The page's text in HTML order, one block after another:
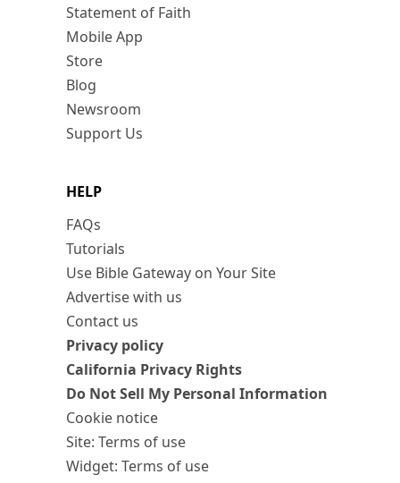
Statement of Faith
Mobile App
Store
Blog
Newsroom
Support Us
HELP
FAQs
Tutorials
Use Bible Gateway on Your Site
Advertise with us
Contact us
Privacy policy
California Privacy Rights
Do Not Sell My Personal Information
Cookie notice
Site: Terms of use
Widget: Terms of use